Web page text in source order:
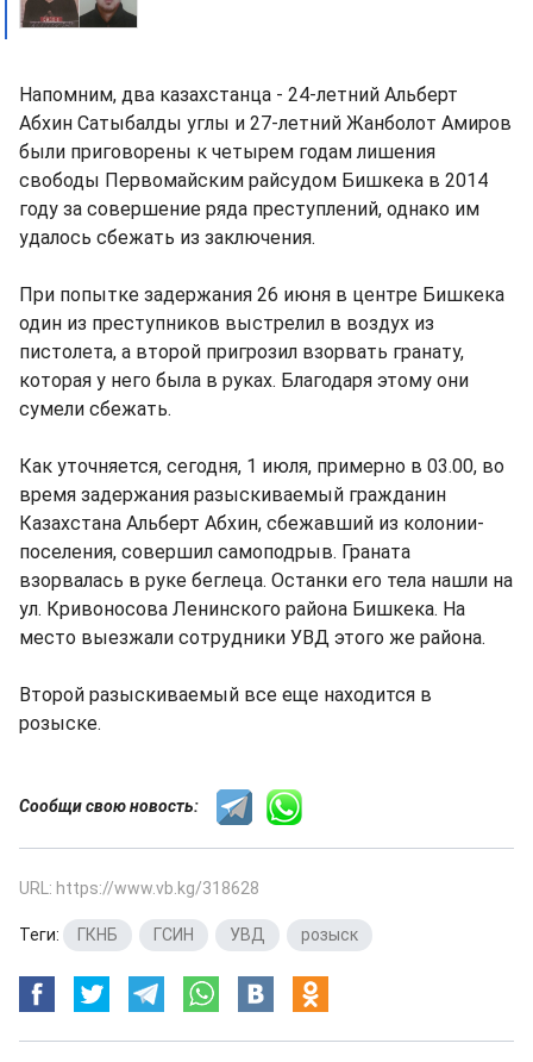
Напомним, два казахстанца - 24-летний Альберт
Абхин Сатыбалды углы и 27-летний Жанболот Амиров
были приговорены к четырем годам лишения
свободы Первомайским райсудом Бишкека в 2014
году за совершение ряда преступлений, однако им
удалось сбежать из заключения.
При попытке задержания 26 июня в центре Бишкека
один из преступников выстрелил в воздух из
пистолета, а второй пригрозил взорвать гранату,
которая у него была в руках. Благодаря этому они
сумели сбежать.
Как уточняется, сегодня, 1 июля, примерно в 03.00, во
время задержания разыскиваемый гражданин
Казахстана Альберт Абхин, сбежавший из колонии-
поселения, совершил самоподрыв. Граната
взорвалась в руке беглеца. Останки его тела нашли на
ул. Кривоносова Ленинского района Бишкека. На
место выезжали сотрудники УВД этого же района.
Второй разыскиваемый все еще находится в
розыске.
Сообщи свою новость:
URL: https://www.vb.kg/318628
Теги: ГКНБ ГСИН УВД розыск